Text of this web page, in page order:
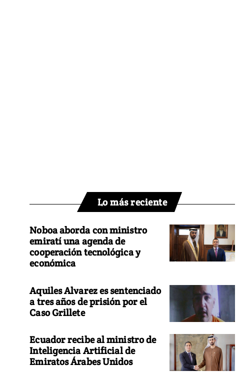
Lo más reciente
Noboa aborda con ministro
emiratí una agenda de
cooperación tecnológica y
económica
Aquiles Alvarez es sentenciado
a tres años de prisión por el
Caso Grillete
Ecuador recibe al ministro de
Inteligencia Artificial de
Emiratos Árabes Unidos